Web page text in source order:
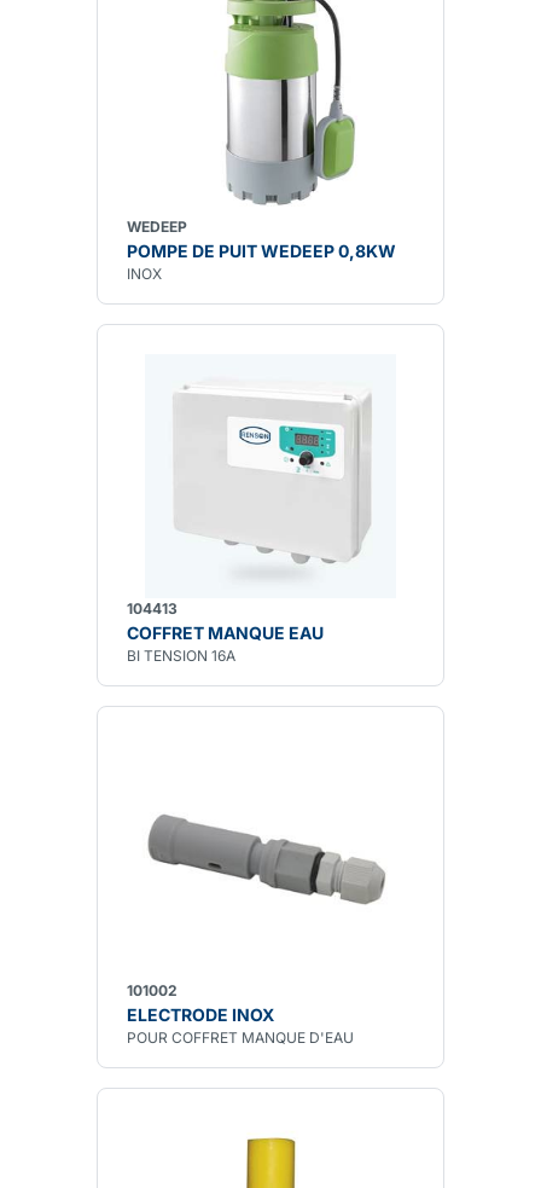
WEDEEP
POMPE DE PUIT WEDEEP 0,8KW
INOX
104413
COFFRET MANQUE EAU
BI TENSION 16A
101002
ELECTRODE INOX
POUR COFFRET MANQUE D'EAU